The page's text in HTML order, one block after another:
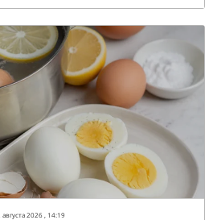
августа 2026 , 14:19